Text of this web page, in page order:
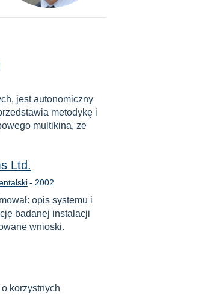
jest autonomiczny
metodykę i
multikina, ze
Ltd.
- Rok
2002
opis systemu i
badanej instalacji
wnioski.
korzystnych